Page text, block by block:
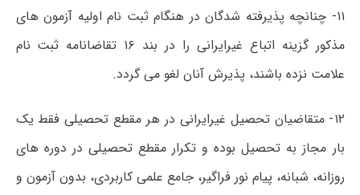
۱۱- چنانچه پذیرفته شدگان در هنگام ثبت نام اولیه آزمون های
مذکور گزینه اتباع غیرایرانی را در بند ۱۶ تقاضانامه ثبت نام
علامت نزده باشند، پذیرش آنان لغو می گردد.
۱۲- متقاضیان تحصیل غیرایرانی در هر مقطع تحصیلی فقط یک
بار مجاز به تحصیل بوده و تکرار مقطع تحصیلی در دوره های
روزانه، شبانه، پیام نور فراگیر، جامع علمی کاربردی، بدون آزمون و